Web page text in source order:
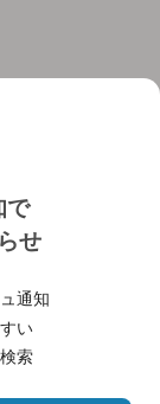
で
せ
通知
い
索
約
報